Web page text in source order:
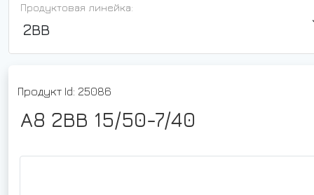
Продуктовая линейка:
2ВВ
Продукт Id: 25086
А8 2ВВ 15/50-7/40